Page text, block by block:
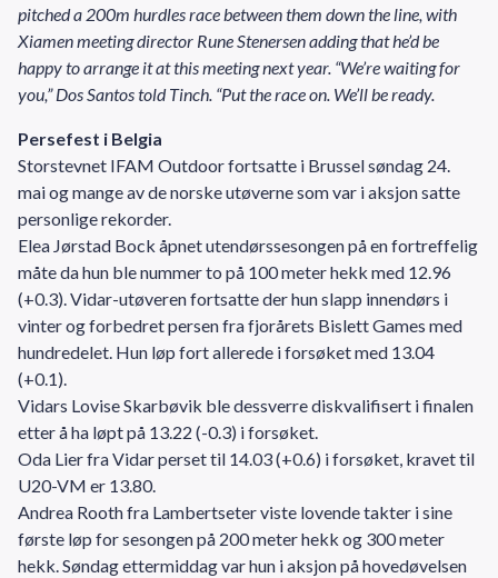
pitched a 200m hurdles race between them down the line, with
Xiamen meeting director Rune Stenersen adding that he’d be
happy to arrange it at this meeting next year. “We’re waiting for
you,” Dos Santos told Tinch. “Put the race on. We’ll be ready.
Persefest i Belgia
Storstevnet IFAM Outdoor fortsatte i Brussel søndag 24.
mai og mange av de norske utøverne som var i aksjon satte
personlige rekorder.
Elea Jørstad Bock åpnet utendørssesongen på en fortreffelig
måte da hun ble nummer to på 100 meter hekk med 12.96
(+0.3). Vidar-utøveren fortsatte der hun slapp innendørs i
vinter og forbedret persen fra fjorårets Bislett Games med
hundredelet. Hun løp fort allerede i forsøket med 13.04
(+0.1).
Vidars Lovise Skarbøvik ble dessverre diskvalifisert i finalen
etter å ha løpt på 13.22 (-0.3) i forsøket.
Oda Lier fra Vidar perset til 14.03 (+0.6) i forsøket, kravet til
U20-VM er 13.80.
Andrea Rooth fra Lambertseter viste lovende takter i sine
første løp for sesongen på 200 meter hekk og 300 meter
hekk. Søndag ettermiddag var hun i aksjon på hovedøvelsen